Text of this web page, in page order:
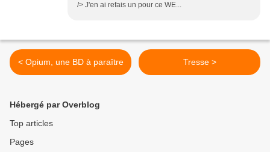
/> J'en ai refais un pour ce WE...
< Opium, une BD à paraître Tresse >
Hébergé par Overblog
Top articles
Pages